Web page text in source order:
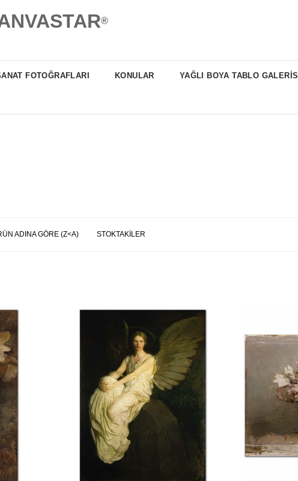
®
FOTOĞRAFLARI KONULAR YAĞLI BOYA TABLO GALERİSİ
ADINA GÖRE (Z<A) STOKTAKILER